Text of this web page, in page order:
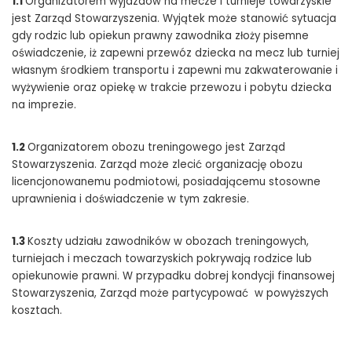
jest Zarząd Stowarzyszenia. Wyjątek może stanowić sytuacja
gdy rodzic lub opiekun prawny zawodnika złoży pisemne
oświadczenie, iż zapewni przewóz dziecka na mecz lub turniej
własnym środkiem transportu i zapewni mu zakwaterowanie i
wyżywienie oraz opiekę w trakcie przewozu i pobytu dziecka
na imprezie.
1.2Organizatorem obozu treningowego jest Zarząd
Stowarzyszenia. Zarząd może zlecić organizację obozu
licencjonowanemu podmiotowi, posiadającemu stosowne
uprawnienia i doświadczenie w tym zakresie.
1.3Koszty udziału zawodników w obozach treningowych,
turniejach i meczach towarzyskich pokrywają rodzice lub
opiekunowie prawni. W przypadku dobrej kondycji finansowej
Stowarzyszenia, Zarząd może partycypować w powyższych
kosztach.